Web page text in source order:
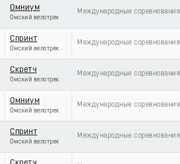
Омниум
Омский велотрек
Международные соревнования
Спринт
Омский велотрек
Международные соревнования
Скретч
Омский велотрек
Международные соревнования
Омниум
Омский велотрек
Международные соревнования
Спринт
Омский велотрек
Международные соревнования